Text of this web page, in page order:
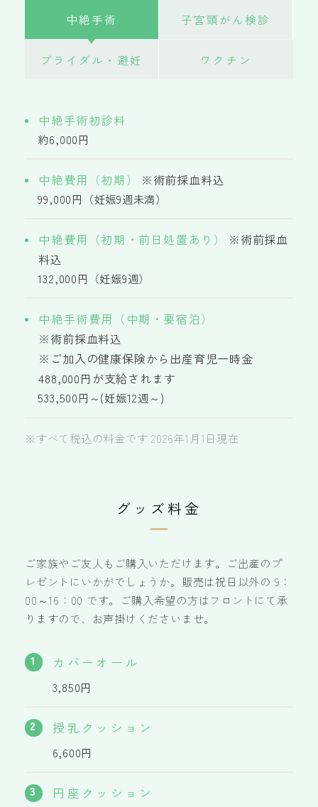
中絶手術 子宮頸がん検診
ブライダル・避妊 ワクチン
中絶手術初診料
約6,000円
中絶費用（初期） ※術前採血料込
99,000円（妊娠9週未満）
中絶費用（初期・前日処置あり）
※術前採血
料込
132,000円（妊娠9週）
中絶手術費用（中期・要宿泊）
※術前採血料込
※ご加入の健康保険から出産育児一時金
488,000円が支給されます
533,500円～(妊娠12週～)
※すべて税込の料金です 2026年1月1日現在
グッズ料金
ご家族やご友人もご購入いただけます。ご出産のプ
レゼントにいかがでしょうか。販売は祝日以外の 9：
00～16：00 です。ご購入希望の方はフロントにて承
りますので、お声掛けくださいませ。
1 カバーオール
3,850円
2 授乳クッション
6,600円
3 円座クッション